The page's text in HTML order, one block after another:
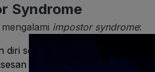
Syndrome
impostor syndrome:
sendiri
dan pencapaian diri dengan